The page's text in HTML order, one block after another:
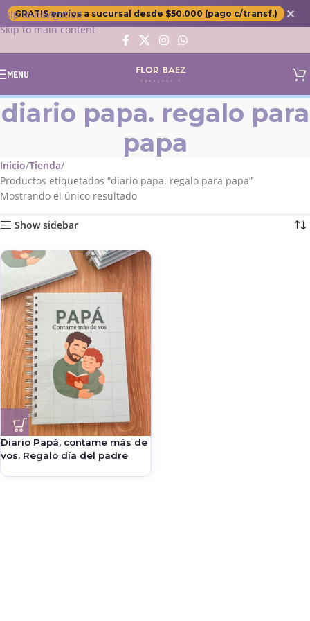
Skip to navigation
Skip to main content
GRATIS envíos a sucursal desde $50.000 (pago c/transf.) ✕
MENU
diario papa. regalo para
papa
Inicio Tienda
Productos etiquetados “diario papa. regalo para papa”
Mostrando el único resultado
Show sidebar
Diario Papá, contame más de
vos. Regalo día del padre